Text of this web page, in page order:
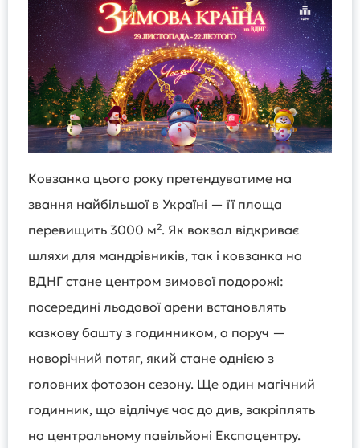
Ковзанка цього року претендуватиме на
звання найбільшої в Україні — її площа
перевищить 3000 м². Як вокзал відкриває
шляхи для мандрівників, так і ковзанка на
ВДНГ стане центром зимової подорожі:
посередині льодової арени встановлять
казкову башту з годинником, а поруч —
новорічний потяг, який стане однією з
головних фотозон сезону. Ще один магічний
годинник, що відлічує час до див, закріплять
на центральному павільйоні Експоцентру.